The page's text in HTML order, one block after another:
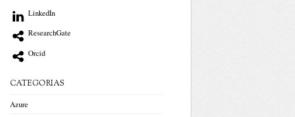
LinkedIn
ResearchGate
Orcid
CATEGORIAS
Azure